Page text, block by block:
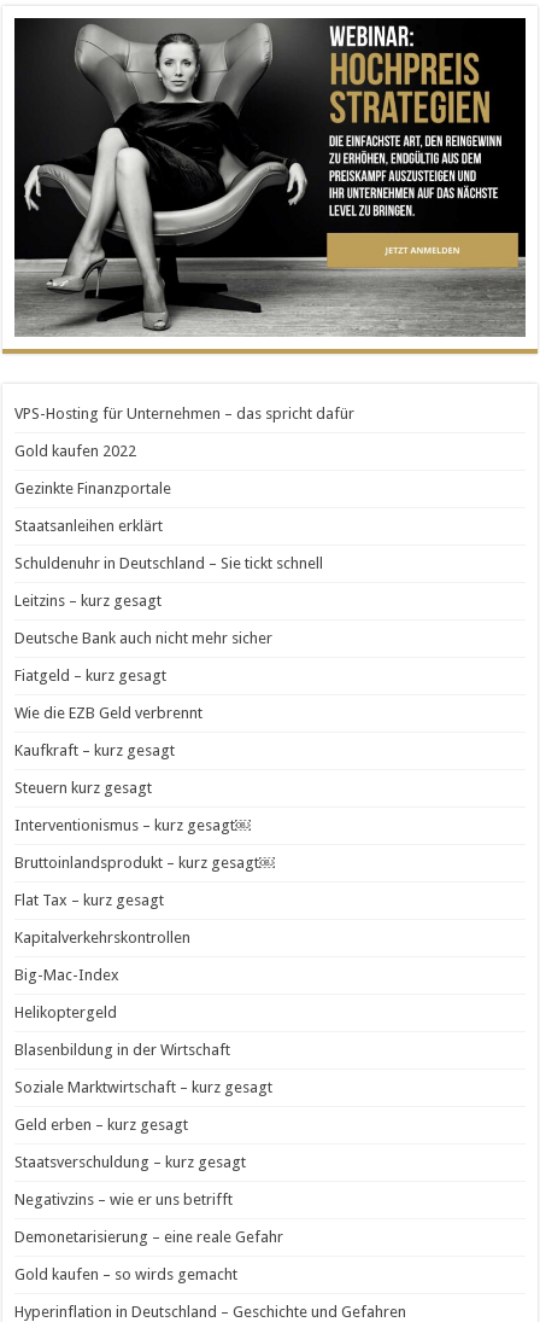
VPS-Hosting für Unternehmen – das spricht dafür
Gold kaufen 2022
Gezinkte Finanzportale
Staatsanleihen erklärt
Schuldenuhr in Deutschland – Sie tickt schnell
Leitzins – kurz gesagt
Deutsche Bank auch nicht mehr sicher
Fiatgeld – kurz gesagt
Wie die EZB Geld verbrennt
Kaufkraft – kurz gesagt
Steuern kurz gesagt
Interventionismus – kurz gesagt￼
Bruttoinlandsprodukt – kurz gesagt￼
Flat Tax – kurz gesagt
Kapitalverkehrskontrollen
Big-Mac-Index
Helikoptergeld
Blasenbildung in der Wirtschaft
Soziale Marktwirtschaft – kurz gesagt
Geld erben – kurz gesagt
Staatsverschuldung – kurz gesagt
Negativzins – wie er uns betrifft
Demonetarisierung – eine reale Gefahr
Gold kaufen – so wirds gemacht
Hyperinflation in Deutschland – Geschichte und Gefahren